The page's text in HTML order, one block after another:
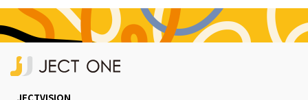
JECTVISION